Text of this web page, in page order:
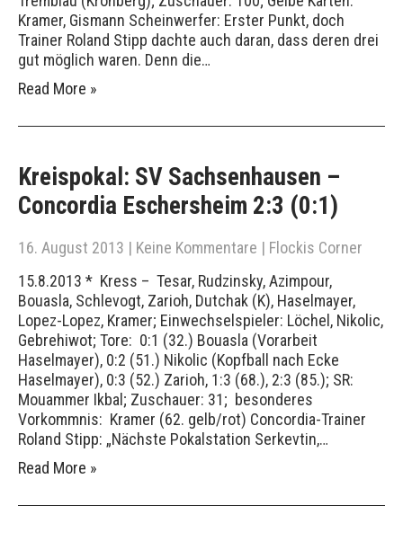
Kramer, Gismann Scheinwerfer: Erster Punkt, doch
Trainer Roland Stipp dachte auch daran, dass deren drei
gut möglich waren. Denn die…
Read More »
Kreispokal: SV Sachsenhausen –
Concordia Eschersheim 2:3 (0:1)
16. August 2013 | Keine Kommentare | Flockis Corner
15.8.2013 * Kress – Tesar, Rudzinsky, Azimpour,
Bouasla, Schlevogt, Zarioh, Dutchak (K), Haselmayer,
Lopez-Lopez, Kramer; Einwechselspieler: Löchel, Nikolic,
Gebrehiwot; Tore: 0:1 (32.) Bouasla (Vorarbeit
Haselmayer), 0:2 (51.) Nikolic (Kopfball nach Ecke
Haselmayer), 0:3 (52.) Zarioh, 1:3 (68.), 2:3 (85.); SR:
Mouammer Ikbal; Zuschauer: 31; besonderes
Vorkommnis: Kramer (62. gelb/rot) Concordia-Trainer
Roland Stipp: „Nächste Pokalstation Serkevtin,…
Read More »